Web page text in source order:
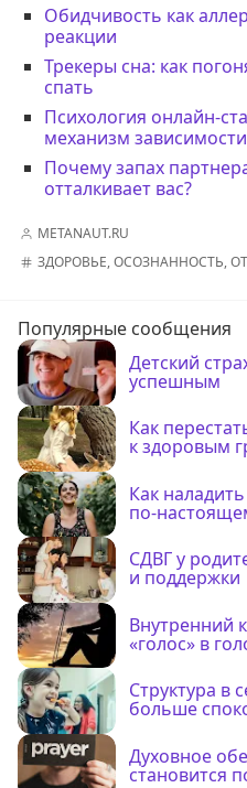
Обидчивость как
реакции
Трекеры сна: как
спать
Психология онлайн-
механизм зависимости
Почему запах
отталкивает вас?
METANAUT.RU
ЗДОРОВЬЕ,ОСОЗНАННОСТЬ,
Популярные сообщения
Детский
успешным
Как
к здоровым
Как
по-
СДВГ у
и поддержки
Внутренний
«голос» в
Структура в
больше
Духовное
становится